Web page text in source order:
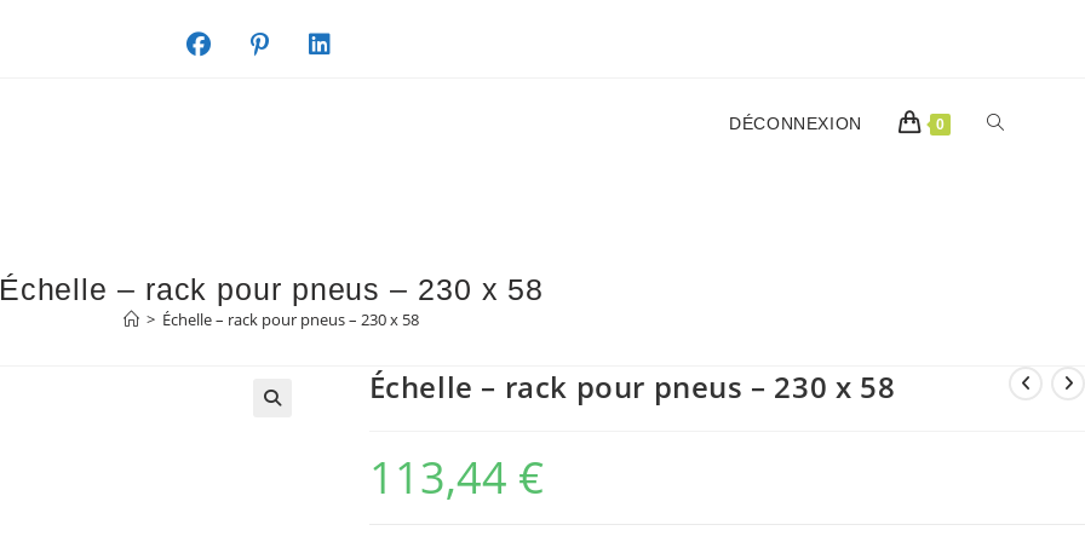
DÉCONNEXION 0 TOGGLE
Échelle – rack pour pneus – 230 x 58
> Échelle – rack pour pneus – 230 x 58
Échelle – rack pour pneus – 230 x 58
113,44 €